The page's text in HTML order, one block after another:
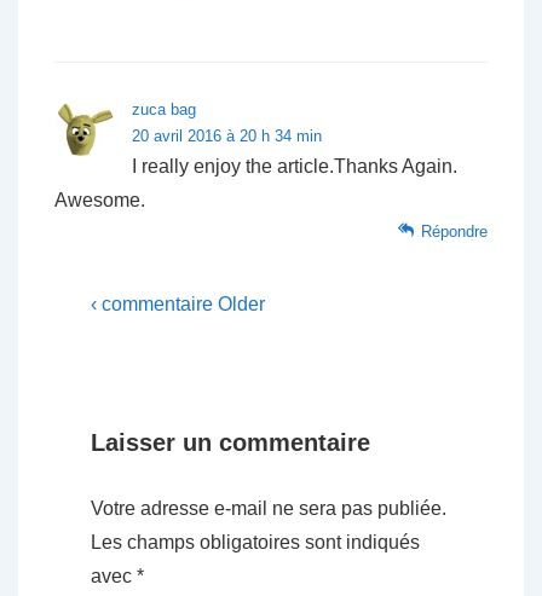
zuca bag
20 avril 2016 à 20 h 34 min
I really enjoy the article.Thanks Again.
Awesome.
Répondre
‹ commentaire Older
Laisser un commentaire
Votre adresse e-mail ne sera pas publiée.
Les champs obligatoires sont indiqués
avec *